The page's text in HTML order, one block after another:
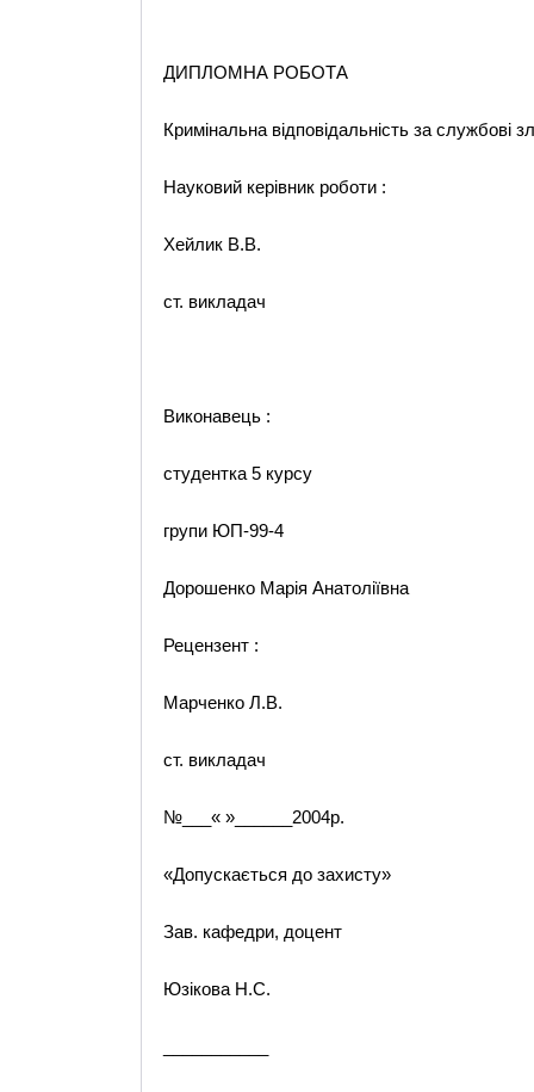
ДИПЛОМНА РОБОТА
Кримінальна відповідальність за службові
Науковий керівник роботи :
Хейлик В.В.
ст. викладач
Виконавець :
студентка 5 курсу
групи ЮП-99-4
Дорошенко Марія Анатоліївна
Рецензент :
Марченко Л.В.
ст. викладач
№___« »______2004р.
«Допускається до захисту»
Зав. кафедри, доцент
Юзікова Н.С.